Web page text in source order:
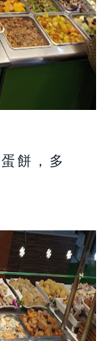
餅，多